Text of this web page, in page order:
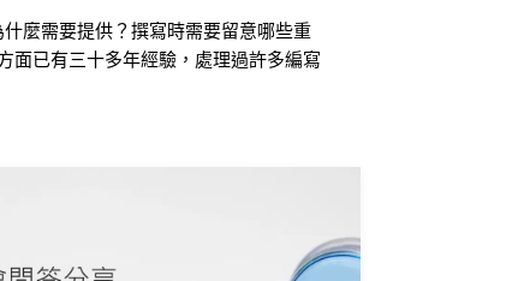
麼需要提供？撰寫時需要留意哪些重
面已有三十多年經驗，處理過許多編寫
章以幫助企業解決 SDS 編寫問題。本